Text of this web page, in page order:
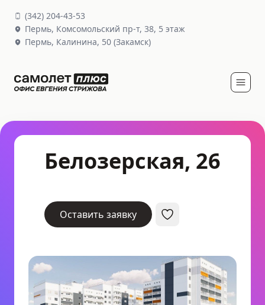
(342) 204-43-53
Пермь, Комсомольский пр-т, 38, 5 этаж
Пермь, Калинина, 50 (Закамск)
Белозерская, 26
Оставить заявку